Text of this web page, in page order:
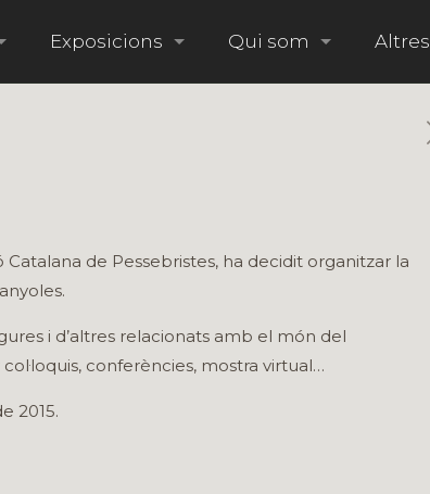
Exposicions Qui som Altres
de Pessebristes, ha decidit organitzar la
i d’altres relacionats amb el món del
conferències, mostra virtual…
2015.